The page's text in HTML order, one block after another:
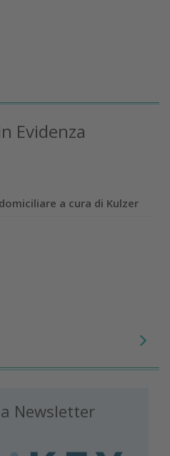
Evidenza
a cura di Kulzer
Newsletter